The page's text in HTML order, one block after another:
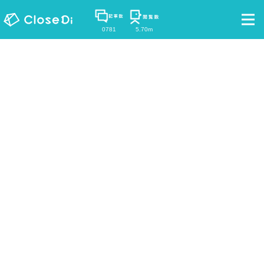
0781 5.70m